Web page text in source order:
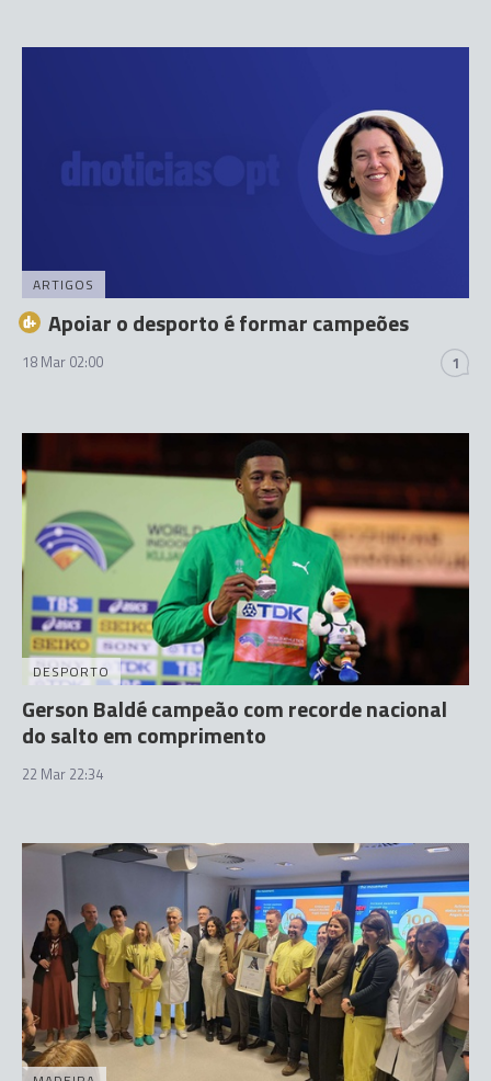
ARTIGOS
Apoiar o desporto é formar campeões
18 Mar 02:00 1
DESPORTO
Gerson Baldé campeão com recorde nacional
do salto em comprimento
22 Mar 22:34